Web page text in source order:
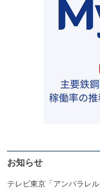
お知らせ
テレビ東京「アンパラレ